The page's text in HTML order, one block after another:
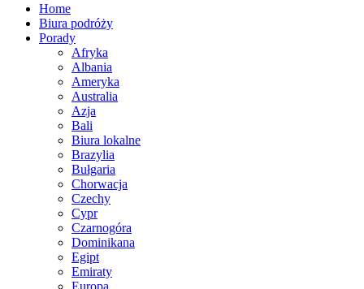
Home
Biura podróży
Porady
Afryka
Albania
Ameryka
Australia
Azja
Bali
Biura lokalne
Brazylia
Bułgaria
Chorwacja
Czechy
Cypr
Czarnogóra
Dominikana
Egipt
Emiraty
Europa